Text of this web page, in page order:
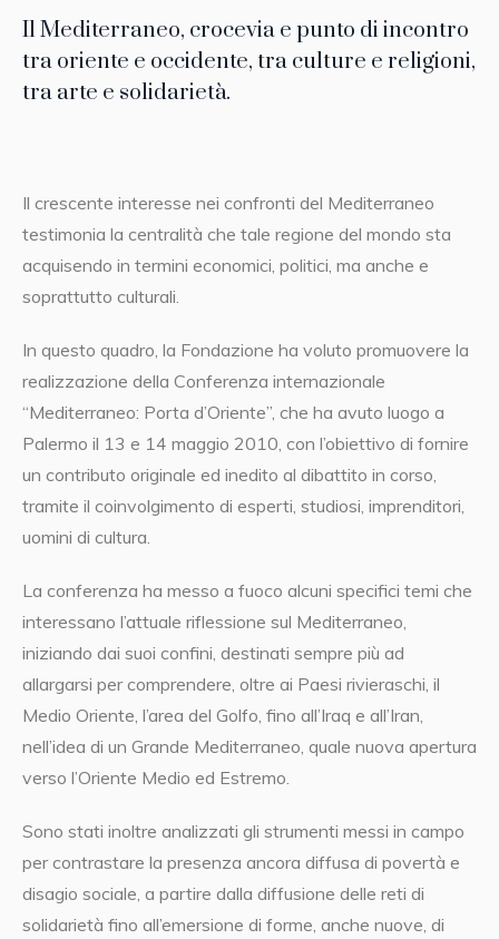
Il Mediterraneo, crocevia e punto di incontro
tra oriente e occidente, tra culture e religioni,
tra arte e solidarietà.
Il crescente interesse nei confronti del Mediterraneo
testimonia la centralità che tale regione del mondo sta
acquisendo in termini economici, politici, ma anche e
soprattutto culturali.
In questo quadro, la Fondazione ha voluto promuovere la
realizzazione della Conferenza internazionale
“Mediterraneo: Porta d’Oriente”, che ha avuto luogo a
Palermo il 13 e 14 maggio 2010, con l’obiettivo di fornire
un contributo originale ed inedito al dibattito in corso,
tramite il coinvolgimento di esperti, studiosi, imprenditori,
uomini di cultura.
La conferenza ha messo a fuoco alcuni specifici temi che
interessano l’attuale riflessione sul Mediterraneo,
iniziando dai suoi confini, destinati sempre più ad
allargarsi per comprendere, oltre ai Paesi rivieraschi, il
Medio Oriente, l’area del Golfo, fino all’Iraq e all’Iran,
nell’idea di un Grande Mediterraneo, quale nuova apertura
verso l’Oriente Medio ed Estremo.
Sono stati inoltre analizzati gli strumenti messi in campo
per contrastare la presenza ancora diffusa di povertà e
disagio sociale, a partire dalla diffusione delle reti di
solidarietà fino all’emersione di forme, anche nuove, di